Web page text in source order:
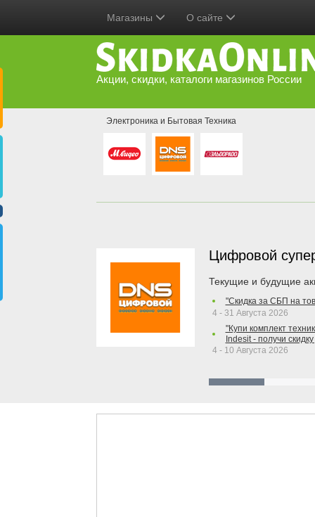
Магазины О сайте
Акции, скидки, каталоги магазинов России
Электроника и Бытовая Техника
Цифровой
Текущие и будущие
"Скидка за СБП на
4 - 31 Августа 2026
"Купи комплект
Indesit - получи
4 - 10 Августа 2026